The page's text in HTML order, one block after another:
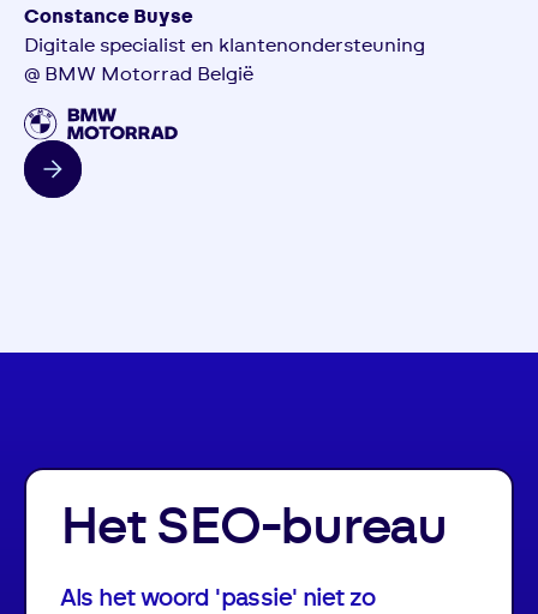
Constance Buyse
Digitale specialist en klantenondersteuning
@ BMW Motorrad België
Het SEO-bureau
Als het woord 'passie' niet zo